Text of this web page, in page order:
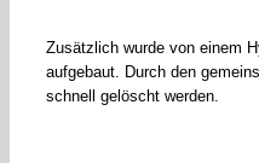
Zusätzlich wurde von einem
aufgebaut. Durch den
schnell gelöscht werden.